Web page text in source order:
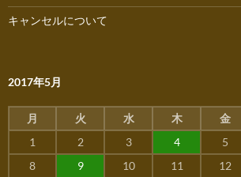
キャンセルについて
2017年5月
月 火 水 木 金
1
2 3 4 5
8
9 10 11 12